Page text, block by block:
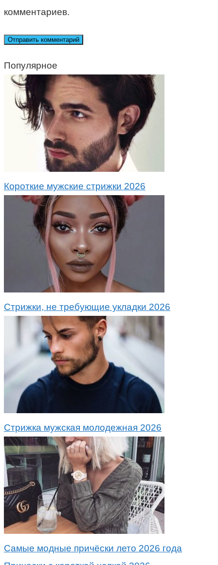
комментариев.
Популярное
Короткие мужские стрижки 2026
Стрижки, не требующие укладки 2026
Стрижка мужская молодежная 2026
Самые модные причёски лето 2026 года